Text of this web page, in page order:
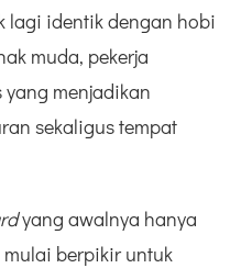
lagi identik dengan hobi
muda, pekerja
menjadikan
sekaligus tempat
yang awalnya hanya
berpikir untuk